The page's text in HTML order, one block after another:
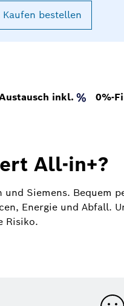
bestellen
inkl. 0%-
All-in+?
Siemens. Bequem
Energie und Abfall.
Risiko.